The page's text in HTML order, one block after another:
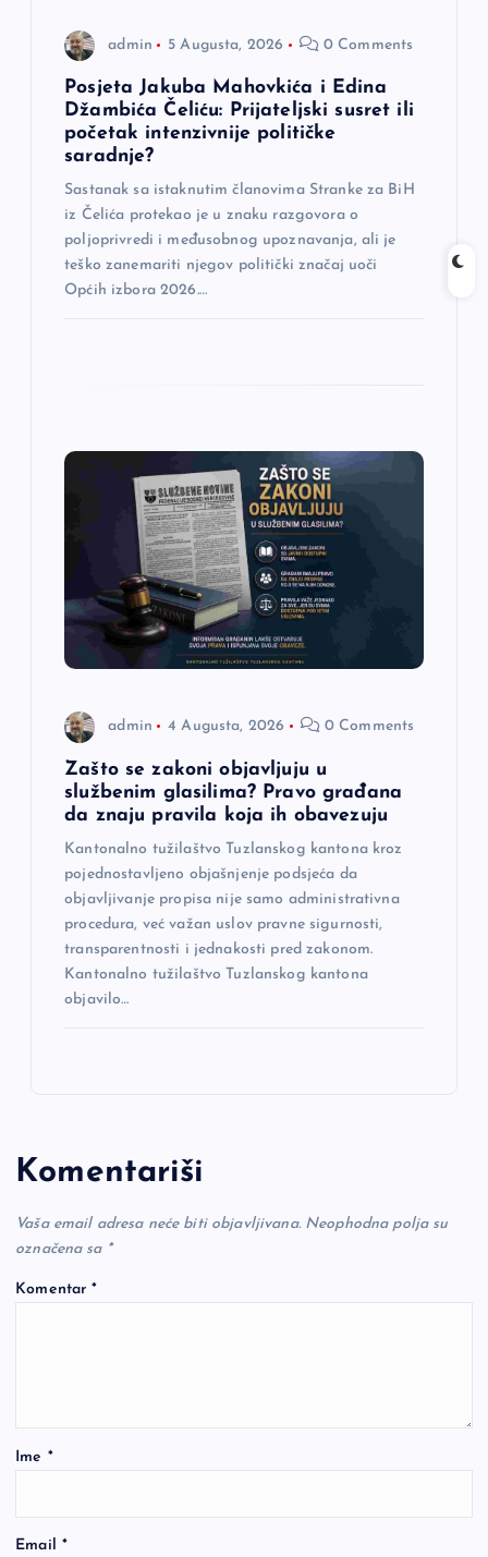
admin 5 Augusta, 2026 0 Comments
Posjeta Jakuba Mahovkića i Edina
Džambića Čeliću: Prijateljski susret ili
početak intenzivnije političke
saradnje?
Sastanak sa istaknutim članovima Stranke za BiH
iz Čelića protekao je u znaku razgovora o
poljoprivredi i međusobnog upoznavanja, ali je
teško zanemariti njegov politički značaj uoči
Općih izbora 2026.…
admin 4 Augusta, 2026 0 Comments
Zašto se zakoni objavljuju u
službenim glasilima? Pravo građana
da znaju pravila koja ih obavezuju
Kantonalno tužilaštvo Tuzlanskog kantona kroz
pojednostavljeno objašnjenje podsjeća da
objavljivanje propisa nije samo administrativna
procedura, već važan uslov pravne sigurnosti,
transparentnosti i jednakosti pred zakonom.
Kantonalno tužilaštvo Tuzlanskog kantona
objavilo…
Komentariši
Vaša email adresa neće biti objavljivana. Neophodna polja su
označena sa *
Komentar*
Ime *
Email *